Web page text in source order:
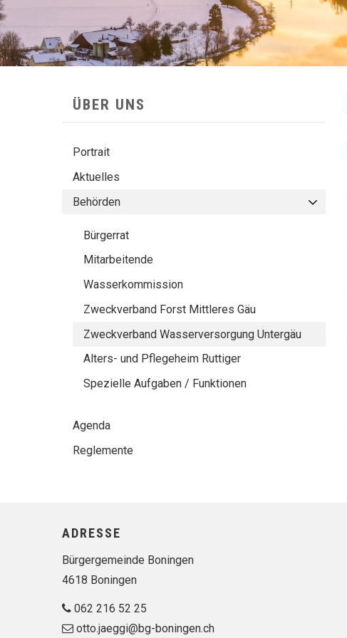
SUBNAVIGATION
ÜBER UNS
Portrait
Aktuelles
Behörden
Bürgerrat
Mitarbeitende
Wasserkommission
Zweckverband Forst Mittleres Gäu
Zweckverband Wasserversorgung Untergäu
Alters- und Pflegeheim Ruttiger
Spezielle Aufgaben / Funktionen
Agenda
Reglemente
FooterADRESSE
Bürgergemeinde Boningen
4618 Boningen
062 216 52 25
otto.jaeggi@bg-boningen.ch